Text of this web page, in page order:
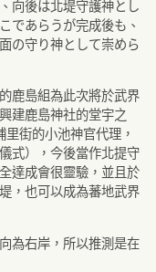
向後は北堤守護神とし
であらうが完成後も、
の守り神として崇めら
鹿島組為此次將於武界
建鹿島神社的堂宇之
街的小池神官代理，
式），今後當作北提守
達成會很靈驗，並且於
，也可以成為蕃地武界
為右岸，所以推測是在